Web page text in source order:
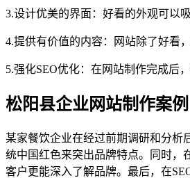
3.设计优美的界面：好看的外观可以
4.提供有价值的内容：网站除了好看
5.强化SEO优化：在网站制作完成后
松阳县企业网站制作案例
某家餐饮企业在经过前期调研和分析
统中国红色来突出品牌特点。同时，
客户更能深入了解品牌。最后，在